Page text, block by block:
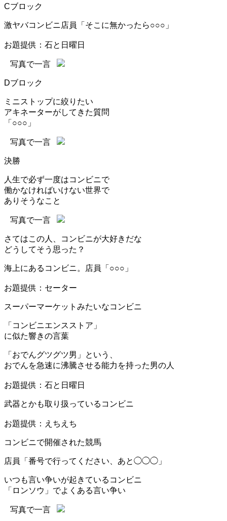
Cブロック
激ヤバコンビニ店員「そこに無かったら○○○」
お題提供：石と日曜日
写真で一言
Dブロック
ミニストップに絞りたい
アキネーターがしてきた質問
「○○○」
写真で一言
決勝
人生で必ず一度はコンビニで
働かなければいけない世界で
ありそうなこと
写真で一言
さてはこの人、コンビニが大好きだな
どうしてそう思った？
海上にあるコンビニ。店員「○○○」
お題提供：セーター
スーパーマーケットみたいなコンビニ
「コンビニエンスストア」
に似た響きの言葉
「おでんグツグツ男」という、
おでんを急速に沸騰させる能力を持った男の人
お題提供：石と日曜日
武器とかも取り扱っているコンビニ
お題提供：えちえち
コンビニで開催された競馬
店員「番号で行ってください、あと◯◯◯」
いつも言い争いが起きているコンビニ
「ロンソウ」でよくある言い争い
写真で一言